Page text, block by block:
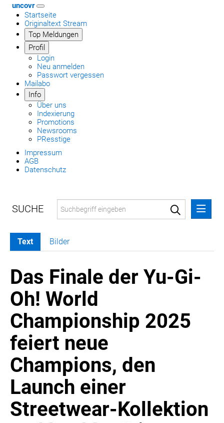
uncovr
Startseite
Originaltext Stream
Top Meldungen
Profil
Login
Neu anmelden
Passwort vergessen
Mailabo
Info
Über uns
Indexierung
Promotions
Newsrooms
PResstige
Impressum
AGB
Datenschutz
MELDUNGEN
SWORDFISH
AURA
AWOL VISION
BESTATTUNG HIMMELBLAU
CARRERA
EORA
OPTIMUM NUTRITION
PROF. GEORGE BIRKMAYER NADH
PUSTEFIX
Text Bilder
Das Finale der Yu-Gi-
Oh! World
Championship 2025
feiert neue
Champions, den
Launch einer
Streetwear-Kollektion